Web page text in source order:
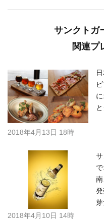
サンクトガ
関連プ
2018年4月13日 18時
芽
2018年4月10日 14時